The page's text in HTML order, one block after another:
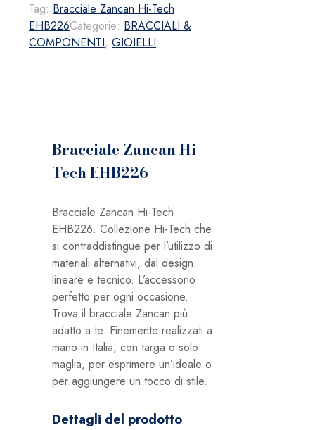
Tag: Bracciale Zancan Hi-Tech
EHB226Categorie: BRACCIALI &
COMPONENTI, GIOIELLI
Bracciale Zancan Hi-
Tech EHB226
Bracciale Zancan Hi-Tech
EHB226. Collezione Hi-Tech che
si contraddistingue per l’utilizzo di
materiali alternativi, dal design
lineare e tecnico. L’accessorio
perfetto per ogni occasione.
Trova il bracciale Zancan più
adatto a te. Finemente realizzati a
mano in Italia, con targa o solo
maglia, per esprimere un’ideale o
per aggiungere un tocco di stile.
Dettagli del prodotto